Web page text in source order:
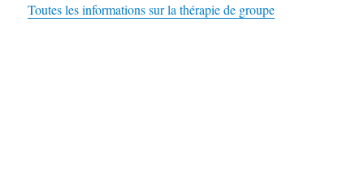
Toutes les informations sur la thérapie de groupe